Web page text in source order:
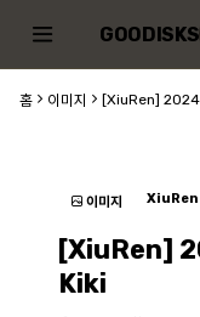
GOODISKS
홈 이미지 [XiuRen]
이미지 XiuRen
[XiuRen]
Kiki